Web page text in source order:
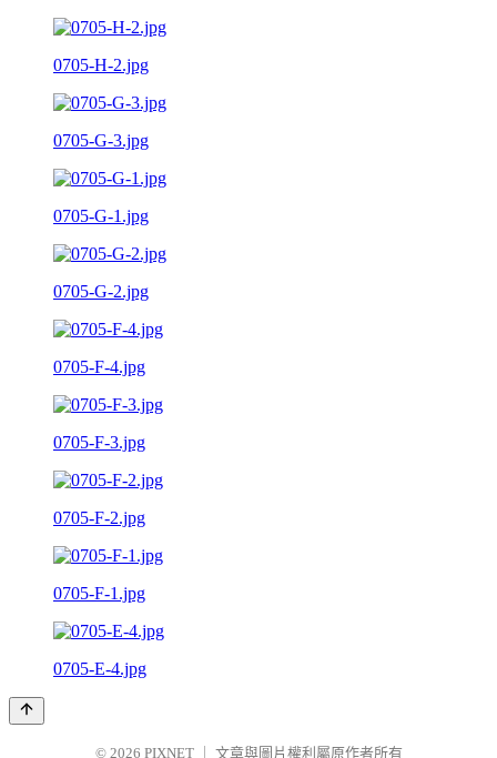
0705-H-2.jpg
0705-G-3.jpg
0705-G-1.jpg
0705-G-2.jpg
0705-F-4.jpg
0705-F-3.jpg
0705-F-2.jpg
0705-F-1.jpg
0705-E-4.jpg
© 2026 PIXNET 文章與圖片權利屬原作者所有